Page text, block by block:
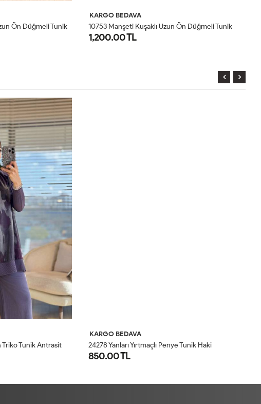
KARGO BEDAVA
1,200.00 TL
Triko Tunik Antrasit
KARGO BEDAVA
24278 Yanları Yırtmaçlı Penye Tunik Haki
850.00 TL